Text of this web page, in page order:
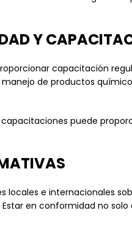
Y
capacitación
de productos
puede
locales e internacionales
en conformidad no